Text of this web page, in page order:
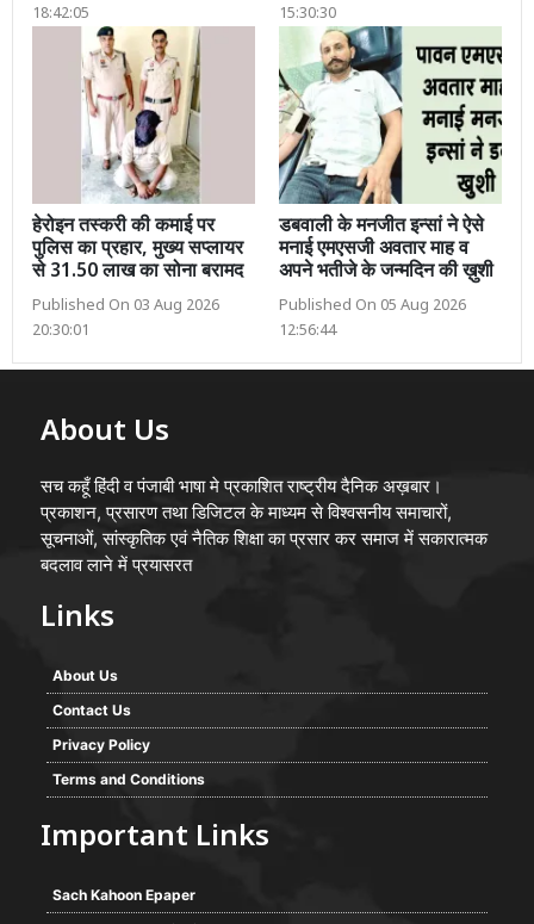
18:42:05
15:30:30
हेरोइन तस्करी की कमाई पर
पुलिस का प्रहार, मुख्य सप्लायर
से 31.50 लाख का सोना बरामद
Published On 03 Aug 2026
20:30:01
डबवाली के मनजीत इन्सां ने ऐसे
मनाई एमएसजी अवतार माह व
अपने भतीजे के जन्मदिन की ख़ुशी
Published On 05 Aug 2026
12:56:44
About Us
सच कहूँ हिंदी व पंजाबी भाषा मे प्रकाशित राष्ट्रीय दैनिक अख़बार।
प्रकाशन, प्रसारण तथा डिजिटल के माध्यम से विश्वसनीय समाचारों,
सूचनाओं, सांस्कृतिक एवं नैतिक शिक्षा का प्रसार कर समाज में सकारात्मक
बदलाव लाने में प्रयासरत
Links
About Us
Contact Us
Privacy Policy
Terms and Conditions
Important Links
Sach Kahoon Epaper